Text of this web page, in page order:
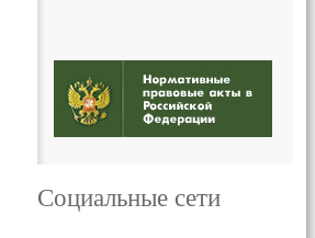
Социальные сети